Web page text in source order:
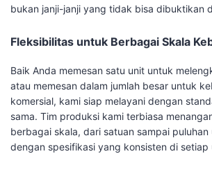
bukan janji-janji yang tidak bisa dibuktikan
Fleksibilitas untuk Berbagai Skala
Baik Anda memesan satu unit untuk
atau memesan dalam jumlah besar untuk
komersial, kami siap melayani dengan
sama. Tim produksi kami terbiasa
berbagai skala, dari satuan sampai puluhan
dengan spesifikasi yang konsisten di setiap